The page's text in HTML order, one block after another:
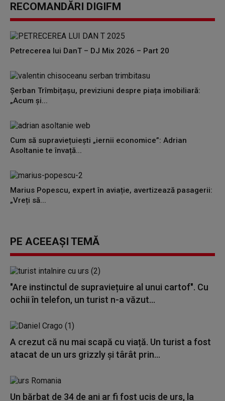
RECOMANDĂRI DIGIFM
Petrecerea lui DanT – DJ Mix 2026 – Part 20
Șerban Trîmbițașu, previziuni despre piața imobiliară:
„Acum și...
Cum să supraviețuiești „iernii economice”: Adrian
Asoltanie te învață...
Marius Popescu, expert în aviație, avertizează pasagerii:
„Vreți să...
PE ACEEAȘI TEMĂ
"Are instinctul de supraviețuire al unui cartof". Cu
ochii în telefon, un turist n-a văzut...
A crezut că nu mai scapă cu viață. Un turist a fost
atacat de un urs grizzly și târât prin...
Un bărbat de 34 de ani ar fi fost ucis de urs, la